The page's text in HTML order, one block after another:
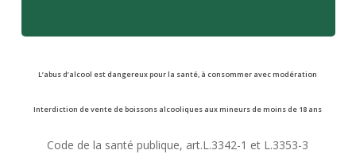
L’abus d’alcool est dangereux pour la santé, à consommer avec modération
Interdiction de vente de boissons alcooliques aux mineurs de moins de 18 ans
Code de la santé publique, art.L.3342-1 et L.3353-3